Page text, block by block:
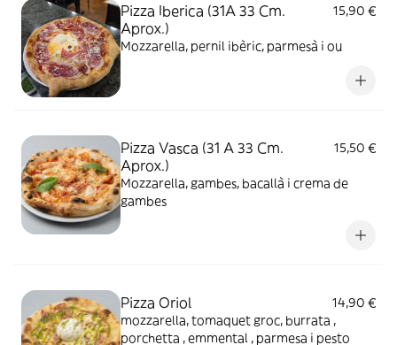
Pizza Iberica (31A 33 Cm.
Aprox.)
15,90 €
Mozzarella, pernil ibèric, parmesà i ou
Pizza Vasca (31 A 33 Cm.
Aprox.)
15,50 €
Mozzarella, gambes, bacallà i crema de
gambes
Pizza Oriol
14,90 €
mozzarella, tomaquet groc, burrata ,
porchetta , emmental , parmesa i pesto